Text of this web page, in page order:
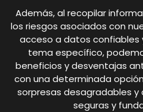
Además, al recopilar
los riesgos asociados con
acceso a datos confiables
tema específico,
beneficios y desventajas
con una determinada
sorpresas desagradables
seguras y